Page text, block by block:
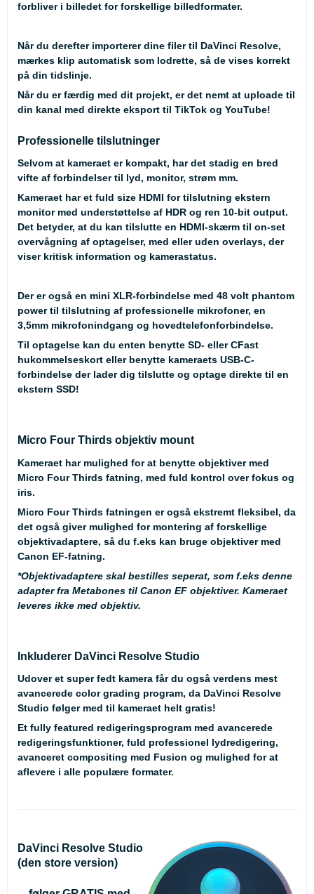
forbliver i billedet for forskellige billedformater.
Når du derefter importerer dine filer til DaVinci Resolve,
mærkes klip automatisk som lodrette, så de vises korrekt
på din tidslinje.
Når du er færdig med dit projekt, er det nemt at uploade til
din kanal med direkte eksport til TikTok og YouTube!
Professionelle tilslutninger
Selvom at kameraet er kompakt, har det stadig en bred
vifte af forbindelser til lyd, monitor, strøm mm.
Kameraet har et fuld size HDMI for tilslutning ekstern
monitor med understøttelse af HDR og ren 10-bit output.
Det betyder, at du kan tilslutte en HDMI-skærm til on-set
overvågning af optagelser, med eller uden overlays, der
viser kritisk information og kamerastatus.
Der er også en mini XLR-forbindelse med 48 volt phantom
power til tilslutning af professionelle mikrofoner, en
3,5mm mikrofonindgang og hovedtelefonforbindelse.
Til optagelse kan du enten benytte SD- eller CFast
hukommelseskort eller benytte kameraets USB-C-
forbindelse der lader dig tilslutte og optage direkte til en
ekstern SSD!
Micro Four Thirds objektiv mount
Kameraet har mulighed for at benytte objektiver med
Micro Four Thirds fatning, med fuld kontrol over fokus og
iris.
Micro Four Thirds fatningen er også ekstremt fleksibel, da
det også giver mulighed for montering af forskellige
objektivadaptere, så du f.eks kan bruge objektiver med
Canon EF-fatning.
*Objektivadaptere skal bestilles seperat, som f.eks denne
adapter fra Metabones til Canon EF objektiver. Kameraet
leveres ikke med objektiv.
Inkluderer DaVinci Resolve Studio
Udover et super fedt kamera får du også verdens mest
avancerede color grading program, da DaVinci Resolve
Studio følger med til kameraet helt gratis!
Et fully featured redigeringsprogram med avancerede
redigeringsfunktioner, fuld professionel lydredigering,
avanceret compositing med Fusion og mulighed for at
aflevere i alle populære formater.
DaVinci Resolve Studio
(den store version)